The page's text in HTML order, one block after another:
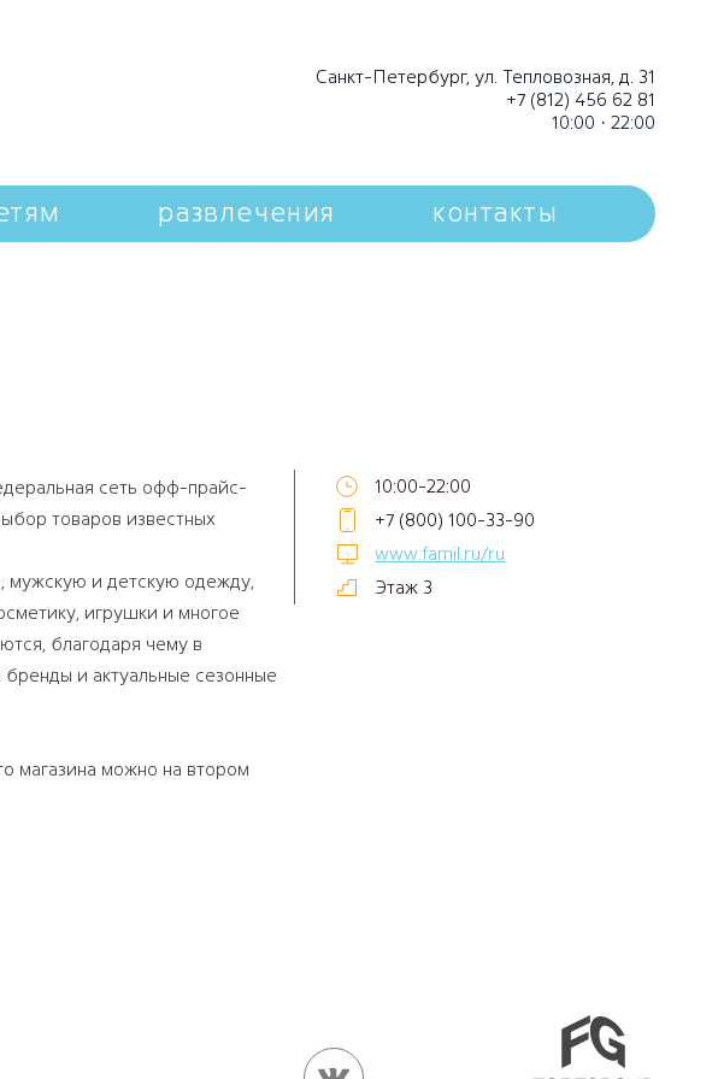
Санкт-Петербург, ул. Тепловозная, д. 31
+7 (812) 456 62 81
10:00 · 22:00
развлечения контакты
сеть офф-прайс-
товаров известных
мужскую и детскую одежду,
игрушки и многое
благодаря чему в
и актуальные сезонные
магазина можно на втором
10:00-22:00
+7 (800) 100-33-90
www.famil.ru/ru
Этаж 3